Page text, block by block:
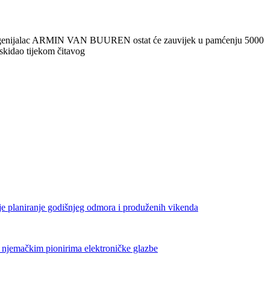
ARMIN VAN BUUREN ostat će zauvijek u pamćenju
tijekom čitavog
planiranje godišnjeg odmora i produženih vikenda
pionirima elektroničke glazbe